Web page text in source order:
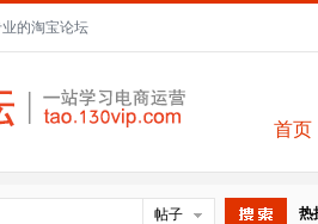
的淘宝论坛
首页
帖子 热